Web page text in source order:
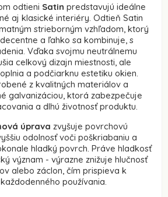
odtieni Satin predstavujú ideálne
aj klasické interiéry. Odtieň Satin
strieborným vzhľadom, ktorý
a ľahko sa kombinuje, s
Vďaka svojmu neutrálnemu
celkový dizajn miestnosti, ale
a podčiarknu estetiku okien.
z kvalitných materiálov a
galvanizáciou, ktorá zabezpečuje
a dlhú životnosť produktu.
úprava zvyšuje povrchovú
odolnosť voči poškriabaniu a
hladký povrch. Práve hladkosť
význam - výrazne znižuje hlučnosť
alebo záclon, čím prispieva k
používania.